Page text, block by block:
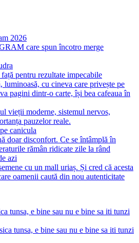
care spun încotro merge
pentru rezultate impecabile
vieții moderne, sistemul nervos,
pauzelor reale.
doar disconfort. Ce se întâmplă în
rămân ridicate zile la rând
cu un mall uriaș. Și cred că acesta
oamenii caută din nou autenticitate
tunsa, e bine sau nu e bine sa iti tunzi
tunsa, e bine sau nu e bine sa iti tunzi